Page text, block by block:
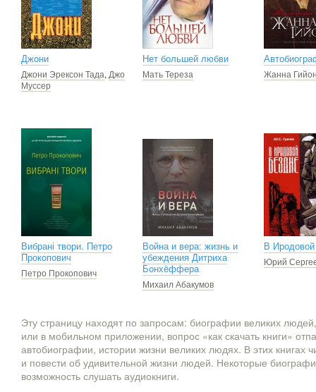
Джони
Джони Эрексон Тада, Джо
Муссер
Нет большей любви
Мать Тереза Жанна
Вибрані твори. Петро
Прокопович
Петро Прокопович
Война и вера: жизнь и
убеждения Дитриха
Бонхёффера
Михаил Абакумов
В
Юрий
Эту страницу находят по запросам: биографии великих
или в мобильном приложении, вопрос «как скачать книги»
автобиографии, истории жизни великих людях. В этих книгах
и повести об удивительной жизни людей. Некоторые
возможность слушать аудиокниги.